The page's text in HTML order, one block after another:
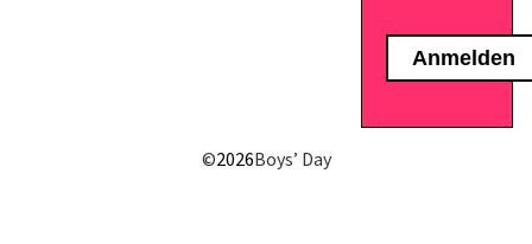
©2026Boys’ Day